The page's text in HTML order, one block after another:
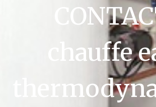
chauffe